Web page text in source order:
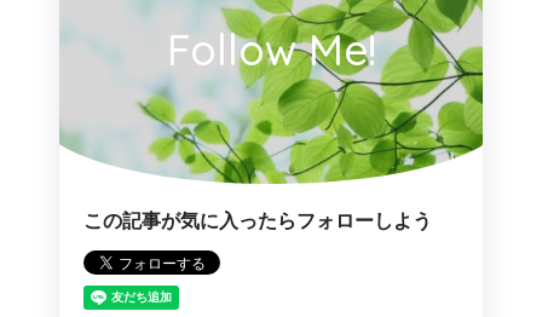
Follow Me!
この記事が気に入ったらフォローしよう